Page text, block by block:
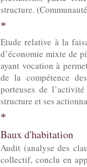
structure.
*
Etude relative à la
d’économie mixte de
ayant vocation à
de la compétence
porteuses de
structure et ses
*
Baux d'habitation
Audit (analyse des
collectif, conclu en